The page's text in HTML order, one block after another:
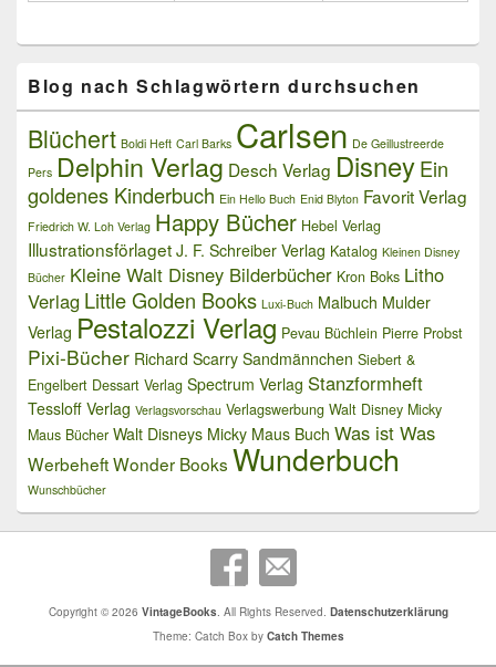
Blog nach Schlagwörtern durchsuchen
Blüchert Boldi Heft Carl Barks Carlsen De Geillustreerde
Pers Delphin Verlag Desch Verlag DisneyEin
goldenes Kinderbuch Ein Hello Buch Enid Blyton Favorit Verlag
Friedrich W. Loh Verlag Happy Bücher Hebel Verlag
Illustrationsförlaget J. F. Schreiber Verlag Katalog Kleinen Disney
Bücher Kleine Walt Disney Bilderbücher Kron Boks Litho
Verlag Little Golden Books Luxi-Buch Malbuch Mulder
Verlag Pestalozzi Verlag Pevau Büchlein Pierre Probst
Pixi-Bücher Richard Scarry Sandmännchen Siebert &
Engelbert Dessart Verlag Spectrum Verlag Stanzformheft
Tessloff Verlag Verlagsvorschau Verlagswerbung Walt Disney Micky
Maus Bücher Walt Disneys Micky Maus Buch Was ist Was
WerbeheftWonder Books Wunderbuch
Wunschbücher
Copyright © 2026 VintageBooks . All Rights Reserved. Datenschutzerklärung
Theme: Catch Box by Catch Themes